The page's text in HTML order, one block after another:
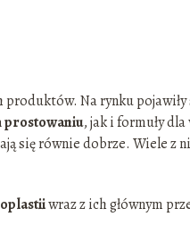
Na rynku pojawiły
prostowaniu, jak i formuły
się równie dobrze. Wiele z
wraz z ich głównym